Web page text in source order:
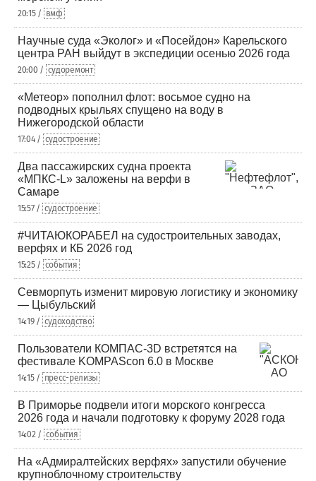
20:15 / вмф
Научные суда «Эколог» и «Посейдон» Карельского
центра РАН выйдут в экспедиции осенью 2026 года
20:00 / судоремонт
«Метеор» пополнил флот: восьмое судно на
подводных крыльях спущено на воду в
Нижегородской области
17:04 / судостроение
Два пассажирских судна проекта
«МПКС-L» заложены на верфи в
Самаре
15:57 / судостроение
#ЧИТАЮКОРАБЕЛ на судостроительных заводах,
верфях и КБ 2026 год
15:25 / события
Севморпуть изменит мировую логистику и экономику
— Цыбульский
14:19 / судоходство
Пользователи КОМПАС-3D встретятся на
фестивале KOMPAScon 6.0 в Москве
14:15 / пресс-релизы
В Приморье подвели итоги морского конгресса
2026 года и начали подготовку к форуму 2028 года
14:02 / события
На «Адмиралтейских верфях» запустили обучение
крупноблочному строительству